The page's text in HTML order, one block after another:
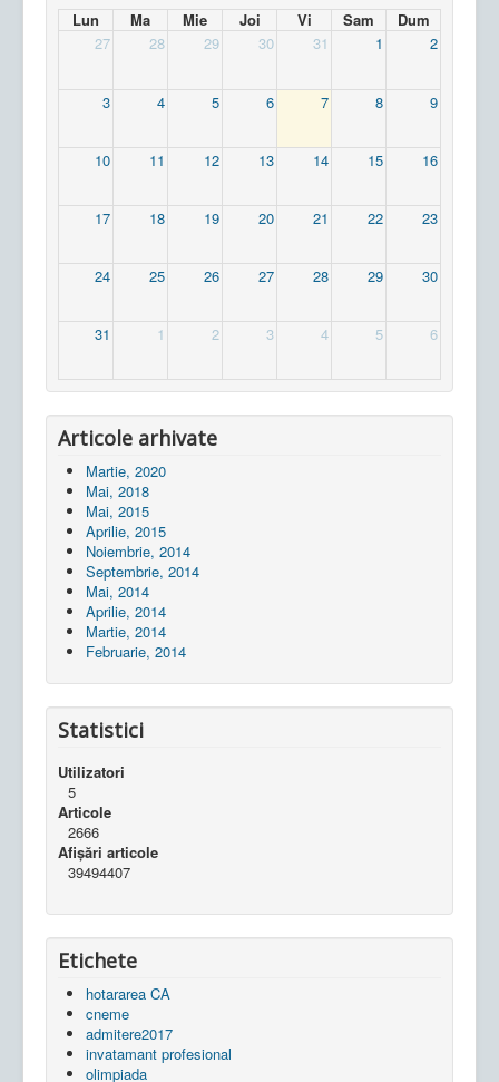
Lun Ma Mie Joi Vi Sam
Dum
27
28 29 30 31 1 2
3 4 5 6 7 8 9
10 11 12 13 14 15 16
17 18 19 20 21 22 23
24 25 26 27 28 29 30
31 1 2 3 4 5 6
Articole arhivate
Martie, 2020
Mai, 2018
Mai, 2015
Aprilie, 2015
Noiembrie, 2014
Septembrie, 2014
Mai, 2014
Aprilie, 2014
Martie, 2014
Februarie, 2014
Statistici
Utilizatori
5
Articole
2666
Afișări articole
39494407
Etichete
hotararea CA
cneme
admitere2017
invatamant profesional
olimpiada